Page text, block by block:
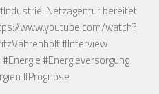
Netzagentur bereitet
www.youtube.com/watch?
#Interview
#Energieversorgung
#Prognose